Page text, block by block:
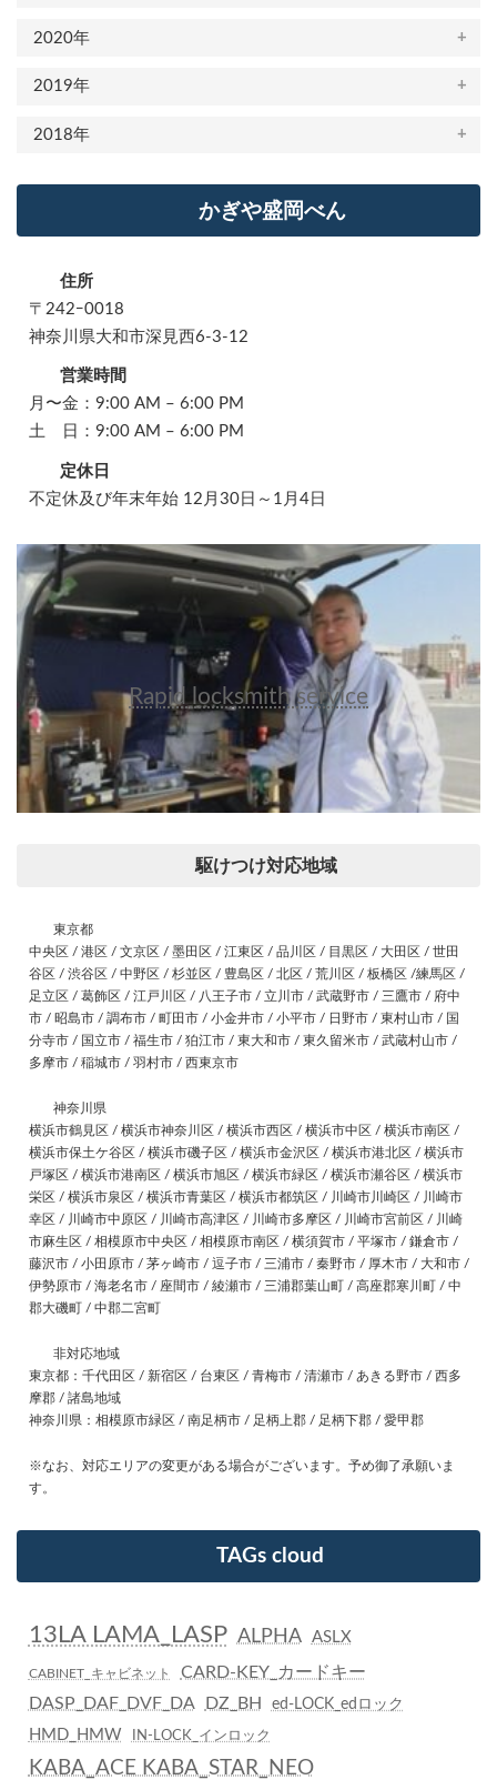
2020年
2019年
2018年
かぎや盛岡べん
住所
〒242ｰ0018
神奈川県大和市深見西6-3-12
営業時間
月〜金：9:00 AM – 6:00 PM
土 日：9:00 AM – 6:00 PM
定休日
不定休及び年末年始 12月30日～1月4日
Rapid locksmith service
駆けつけ対応地域
東京都
中央区 / 港区 / 文京区 / 墨田区 / 江東区 / 品川区 / 目黒区 / 大田区 / 世田
谷区 / 渋谷区 / 中野区 / 杉並区 / 豊島区 / 北区 / 荒川区 / 板橋区 /練馬区 /
足立区 / 葛飾区 / 江戸川区 / 八王子市 / 立川市 / 武蔵野市 / 三鷹市 / 府中
市 / 昭島市 / 調布市 / 町田市 / 小金井市 / 小平市 / 日野市 / 東村山市 / 国
分寺市 / 国立市 / 福生市 / 狛江市 / 東大和市 / 東久留米市 / 武蔵村山市 /
多摩市 / 稲城市 / 羽村市 / 西東京市
神奈川県
横浜市鶴見区 / 横浜市神奈川区 / 横浜市西区 / 横浜市中区 / 横浜市南区 /
横浜市保土ケ谷区 / 横浜市磯子区 / 横浜市金沢区 / 横浜市港北区 / 横浜市
戸塚区 / 横浜市港南区 / 横浜市旭区 / 横浜市緑区 / 横浜市瀬谷区 / 横浜市
栄区 / 横浜市泉区 / 横浜市青葉区 / 横浜市都筑区 / 川崎市川崎区 / 川崎市
幸区 / 川崎市中原区 / 川崎市高津区 / 川崎市多摩区 / 川崎市宮前区 / 川崎
市麻生区 / 相模原市中央区 / 相模原市南区 / 横須賀市 / 平塚市 / 鎌倉市 /
藤沢市 / 小田原市 / 茅ヶ崎市 / 逗子市 / 三浦市 / 秦野市 / 厚木市 / 大和市 /
伊勢原市 / 海老名市 / 座間市 / 綾瀬市 / 三浦郡葉山町 / 高座郡寒川町 / 中
郡大磯町 / 中郡二宮町
非対応地域
東京都：千代田区 / 新宿区 / 台東区 / 青梅市 / 清瀬市 / あきる野市 / 西多
摩郡 / 諸島地域
神奈川県：相模原市緑区 / 南足柄市 / 足柄上郡 / 足柄下郡 / 愛甲郡
※なお、対応エリアの変更がある場合がございます。予め御了承願いま
す。
TAGs cloud
13LA LAMA_LASP ALPHA ASLX
CABINET_キャビネット
CARD-KEY_カードキー
DASP_DAF_DVF_DA
DZ_BH ed-LOCK_edロック
HMD_HMW IN-LOCK_インロック
KABA_ACE KABA_STAR_NEO